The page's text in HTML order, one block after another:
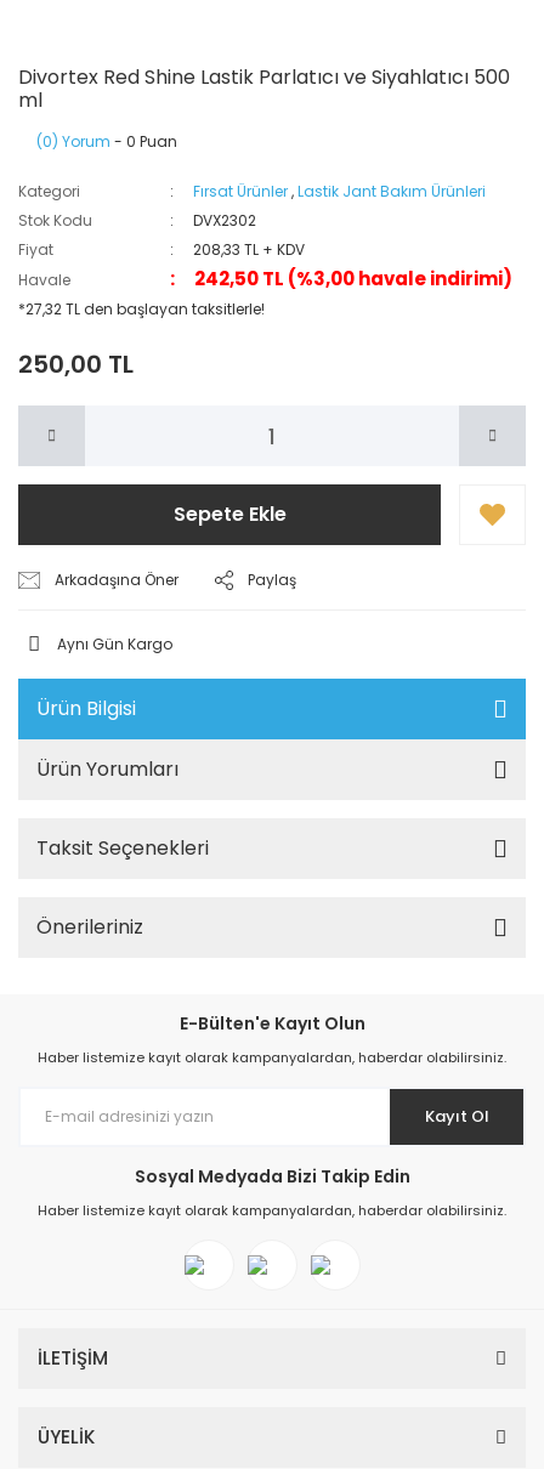
Divortex Red Shine Lastik Parlatıcı ve Siyahlatıcı 500
ml
(0) Yorum - 0 Puan
Kategori Fırsat Ürünler,Lastik Jant Bakım Ürünleri
Stok Kodu
DVX2302
Fiyat
208,33 TL + KDV
Havale
242,50 TL (%3,00 havale indirimi)
*27,32 TL den başlayan taksitlerle!
250,00 TL
Sepete Ekle
Arkadaşına Öner Paylaş
Aynı Gün Kargo
Ürün Bilgisi
Ürün Yorumları
Taksit Seçenekleri
Önerileriniz
E-Bülten'e Kayıt Olun
Haber listemize kayıt olarak kampanyalardan, haberdar olabilirsiniz.
Kayıt Ol
Sosyal Medyada Bizi Takip Edin
Haber listemize kayıt olarak kampanyalardan, haberdar olabilirsiniz.
İLETİŞİM
ÜYELİK